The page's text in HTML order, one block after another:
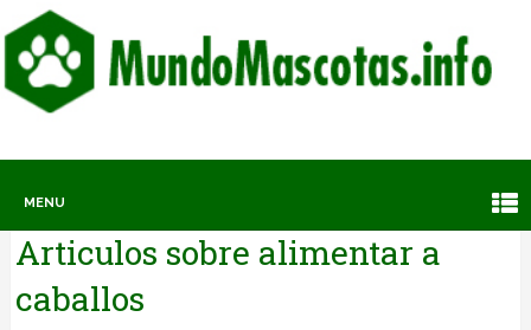
MENU
Articulos sobre alimentar a
caballos